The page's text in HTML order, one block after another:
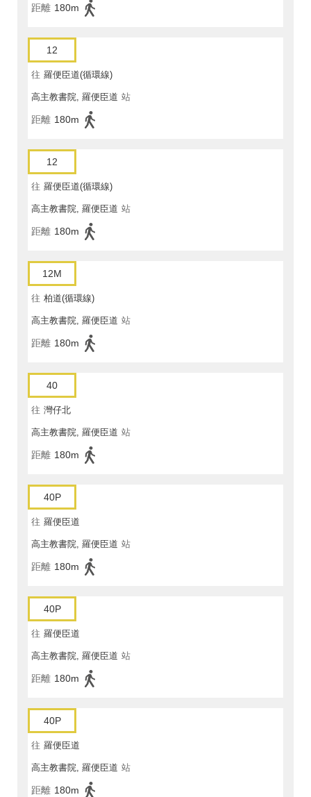
距離 180m
12
往 羅便臣道(循環線)
高主教書院, 羅便臣道 站
距離 180m
12
往 羅便臣道(循環線)
高主教書院, 羅便臣道 站
距離 180m
12M
往 柏道(循環線)
高主教書院, 羅便臣道 站
距離 180m
40
往 灣仔北
高主教書院, 羅便臣道 站
距離 180m
40P
往 羅便臣道
高主教書院, 羅便臣道 站
距離 180m
40P
往 羅便臣道
高主教書院, 羅便臣道 站
距離 180m
40P
往 羅便臣道
高主教書院, 羅便臣道 站
距離 180m